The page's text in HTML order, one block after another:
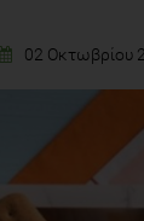
02 Οκτωβρίου